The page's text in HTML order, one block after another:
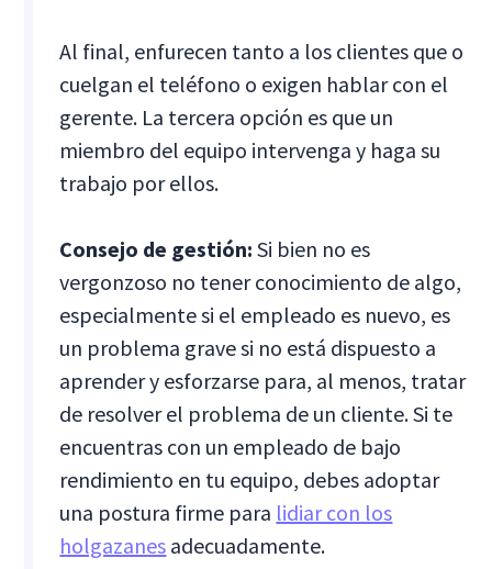
Al final, enfurecen tanto a los clientes que o
cuelgan el teléfono o exigen hablar con el
gerente. La tercera opción es que un
miembro del equipo intervenga y haga su
trabajo por ellos.
Consejo de gestión: Si bien no es
vergonzoso no tener conocimiento de algo,
especialmente si el empleado es nuevo, es
un problema grave si no está dispuesto a
aprender y esforzarse para, al menos, tratar
de resolver el problema de un cliente. Si te
encuentras con un empleado de bajo
rendimiento en tu equipo, debes adoptar
una postura firme para lidiar con los
holgazanes adecuadamente.